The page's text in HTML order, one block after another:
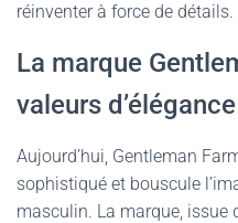
réinventer à force de détails.
La marque
valeurs d’élégance
Aujourd’hui, Gentleman
sophistiqué et bouscule
masculin. La marque, issue